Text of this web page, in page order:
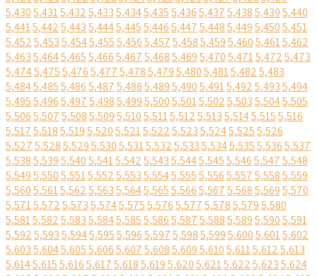
5,4305,4315,4325,4335,4345,4355,4365,4375,4385,4395,440
5,4415,4425,4435,4445,4455,4465,4475,4485,4495,4505,451
5,4525,4535,4545,4555,4565,4575,4585,4595,4605,4615,462
5,4635,4645,4655,4665,4675,4685,4695,4705,4715,4725,473
5,4745,4755,4765,4775,4785,4795,4805,4815,4825,483
5,4845,4855,4865,4875,4885,4895,4905,4915,4925,4935,494
5,4955,4965,4975,4985,4995,5005,5015,5025,5035,5045,505
5,5065,5075,5085,5095,5105,5115,5125,5135,5145,5155,516
5,5175,5185,5195,5205,5215,5225,5235,5245,5255,526
5,5275,5285,5295,5305,5315,5325,5335,5345,5355,5365,537
5,5385,5395,5405,5415,5425,5435,5445,5455,5465,5475,548
5,5495,5505,5515,5525,5535,5545,5555,5565,5575,5585,559
5,5605,5615,5625,5635,5645,5655,5665,5675,5685,5695,570
5,5715,5725,5735,5745,5755,5765,5775,5785,5795,580
5,5815,5825,5835,5845,5855,5865,5875,5885,5895,5905,591
5,5925,5935,5945,5955,5965,5975,5985,5995,6005,6015,602
5,6035,6045,6055,6065,6075,6085,6095,6105,6115,6125,613
5,6145,6155,6165,6175,6185,6195,6205,6215,6225,6235,624